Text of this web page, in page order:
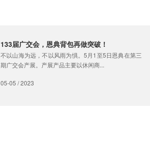
133届广交会，恩典背包再做突破！
不以山海为远，不以风雨为惧。5月1至5日恩典在第三
期广交会产展。产展产品主要以休闲商...
05-05 / 2023